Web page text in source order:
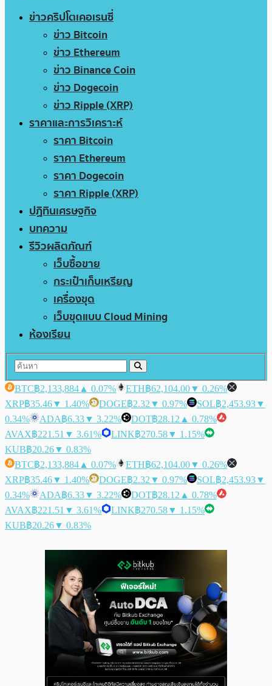
ข่าวคริปโตเคอเรนซี่
ข่าว Bitcoin
ข่าว Ethereum
ข่าว Binance Coin
ข่าว Dogecoin
ข่าว Ripple (XRP)
ราคาและการวิเคราะห์
ราคา Bitcoin
ราคา Ethereum
ราคา Dogecoin
ราคา Ripple (XRP)
ปฏิทินเศรษฐกิจ
บทความ
รีวิวผลิตภัณฑ์
เว็บซื้อขาย
กระเป๋าเก็บเหรียญ
เครื่องขุด
เว็บขุดแบบ Cloud Mining
ห้องเรียน
BTC฿2,133,884 ▲ 0.07% ETH฿62,104.00▼ 0.26%
XRP฿35.46▼ 1.40% DOGE฿2.32 ▼ 0.97% SOL฿2,453.93▼
0.34%
ADA฿6.33▼ 3.22% DOT฿28.12 ▲ 0.78%
AVAX฿221.51 ▼ 3.61% LINK฿270.58▼ 1.15%
KUB฿20.26▼ 0.83%
BTC฿2,133,884 ▲ 0.07% ETH฿62,104.00▼ 0.26%
XRP฿35.46▼ 1.40% DOGE฿2.32 ▼ 0.97% SOL฿2,453.93▼
0.34%
ADA฿6.33▼ 3.22% DOT฿28.12 ▲ 0.78%
AVAX฿221.51 ▼ 3.61% LINK฿270.58▼ 1.15%
KUB฿20.26▼ 0.83%